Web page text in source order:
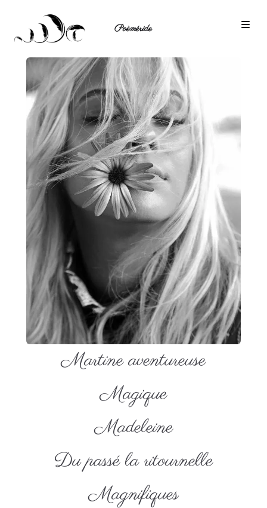
Poèméride
Martine aventureuse
Magique
Madeleine
Du passé la ritournelle
Magnifiques